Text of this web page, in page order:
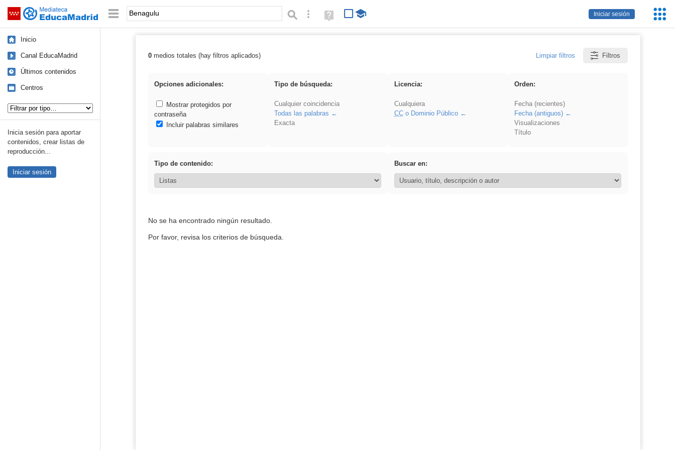
Saltar navegación
Iniciar sesión
Palabra o frase: Búsqueda avanzada
Ayuda
(en
Inicio
Canal EducaMadrid
Últimos contenidos
Centros
Inicia sesión para aportar
contenidos, crear listas de
reproducción...
Iniciar sesión
Resultados de: Benagulu
0medios totales (hay filtros aplicados) Limpiar filtros Filtros
Opciones adicionales:
Mostrar protegidos por
contraseña
Incluir palabras similares
Tipo de búsqueda:
Cualquier coincidencia
Todas las palabras
Exacta
Licencia:
Cualquiera
CCo Dominio Público
Orden:
Fecha (recientes)
Fecha (antiguos)
Visualizaciones
Título
Tipo de contenido: Buscar en:
No se ha encontrado ningún resultado.
Por favor, revisa los criterios de búsqueda.